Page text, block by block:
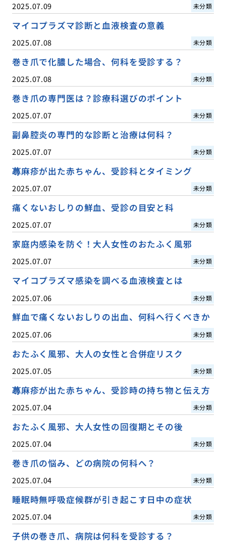
2025.07.09 未分類
マイコプラズマ診断と血液検査の意義
2025.07.08 未分類
巻き爪で化膿した場合、何科を受診する？
2025.07.08 未分類
巻き爪の専門医は？診療科選びのポイント
2025.07.07 未分類
副鼻腔炎の専門的な診断と治療は何科？
2025.07.07 未分類
蕁麻疹が出た赤ちゃん、受診科とタイミング
2025.07.07 未分類
痛くないおしりの鮮血、受診の目安と科
2025.07.07 未分類
家庭内感染を防ぐ！大人女性のおたふく風邪
2025.07.07 未分類
マイコプラズマ感染を調べる血液検査とは
2025.07.06 未分類
鮮血で痛くないおしりの出血、何科へ行くべきか
2025.07.06 未分類
おたふく風邪、大人の女性と合併症リスク
2025.07.05 未分類
蕁麻疹が出た赤ちゃん、受診時の持ち物と伝え方
2025.07.04 未分類
おたふく風邪、大人女性の回復期とその後
2025.07.04 未分類
巻き爪の悩み、どの病院の何科へ？
2025.07.04 未分類
睡眠時無呼吸症候群が引き起こす日中の症状
2025.07.04 未分類
子供の巻き爪、病院は何科を受診する？